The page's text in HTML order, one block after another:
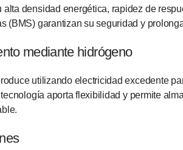
alta densidad energética, rapidez de
(BMS) garantizan su seguridad y
mediante hidrógeno
utilizando electricidad excedente
aporta flexibilidad y permite